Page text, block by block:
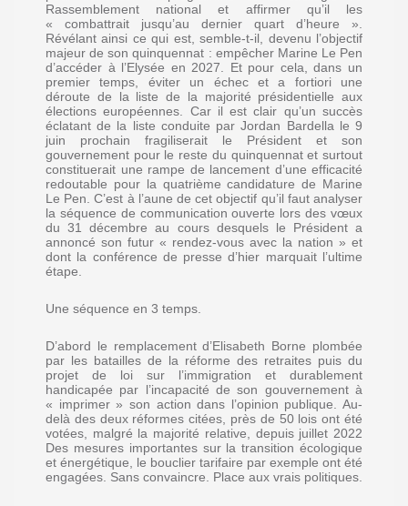
Rassemblement national et affirmer qu’il les
« combattrait jusqu’au dernier quart d’heure ».
Révélant ainsi ce qui est, semble-t-il, devenu l’objectif
majeur de son quinquennat : empêcher Marine Le Pen
d’accéder à l’Elysée en 2027. Et pour cela, dans un
premier temps, éviter un échec et a fortiori une
déroute de la liste de la majorité présidentielle aux
élections européennes. Car il est clair qu’un succès
éclatant de la liste conduite par Jordan Bardella le 9
juin prochain fragiliserait le Président et son
gouvernement pour le reste du quinquennat et surtout
constituerait une rampe de lancement d’une efficacité
redoutable pour la quatrième candidature de Marine
Le Pen. C’est à l’aune de cet objectif qu’il faut analyser
la séquence de communication ouverte lors des vœux
du 31 décembre au cours desquels le Président a
annoncé son futur « rendez-vous avec la nation » et
dont la conférence de presse d’hier marquait l’ultime
étape.
Une séquence en 3 temps.
D’abord le remplacement d’Elisabeth Borne plombée
par les batailles de la réforme des retraites puis du
projet de loi sur l’immigration et durablement
handicapée par l’incapacité de son gouvernement à
« imprimer » son action dans l’opinion publique. Au-
delà des deux réformes citées, près de 50 lois ont été
votées, malgré la majorité relative, depuis juillet 2022
Des mesures importantes sur la transition écologique
et énergétique, le bouclier tarifaire par exemple ont été
engagées. Sans convaincre. Place aux vrais politiques.